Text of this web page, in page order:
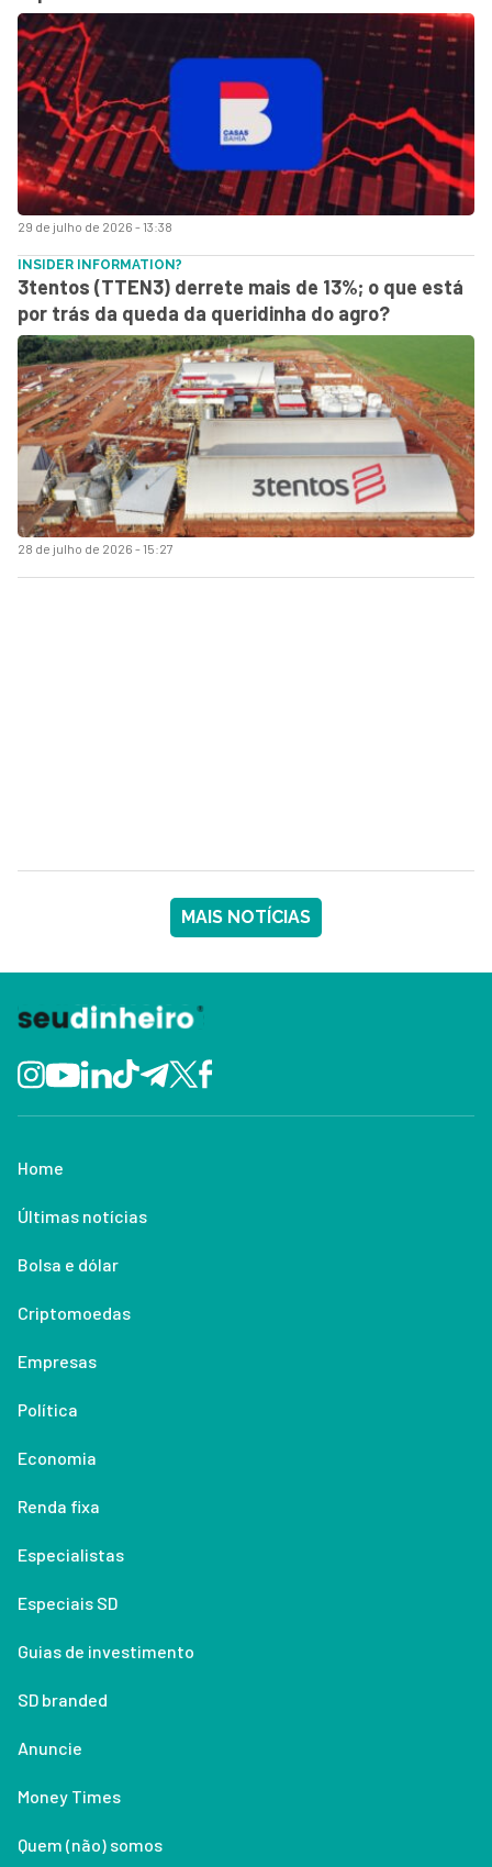
29 de julho de 2026 - 13:38
28 de julho de 2026 - 15:27
INSIDER INFORMATION?
3tentos (TTEN3) derrete mais de 13%; o que está
por trás da queda da queridinha do agro?
MAIS NOTÍCIAS
Home
Últimas notícias
Bolsa e dólar
Criptomoedas
Empresas
Política
Economia
Renda fixa
Especialistas
Especiais SD
Guias de investimento
SD branded
Anuncie
Money Times
Quem (não) somos